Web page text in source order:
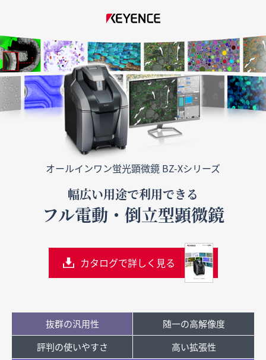
幅広い用途で利用できる
フル電動・倒立型顕微鏡
カタログで詳しく見る
オールインワン蛍光顕微鏡 BZ-Xシリーズ
抜群の汎用性
随一の高解像度
評判の使いやすさ
高い拡張性